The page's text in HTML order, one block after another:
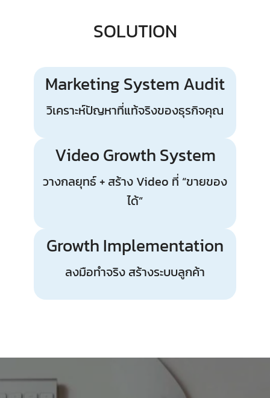
SOLUTION
Marketing System Audit
วิเคราะห์ปัญหาที่แท้จริงของธุรกิจคุณ
Video Growth System
วางกลยุทธ์ + สร้าง Video ที่ “ขายของ
ได้”
Growth Implementation
ลงมือทำจริง สร้างระบบลูกค้า